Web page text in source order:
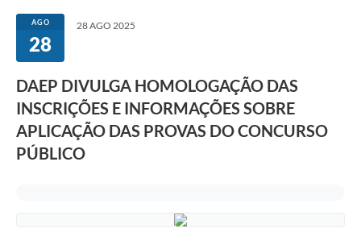
Comunicação
Agência Virtual / Serviços
Carta de Serviços
Galeria de Fotos
AGO
28
28 AGO 2025
DAEP DIVULGA HOMOLOGAÇÃO DAS
INSCRIÇÕES E INFORMAÇÕES SOBRE
APLICAÇÃO DAS PROVAS DO CONCURSO
PÚBLICO